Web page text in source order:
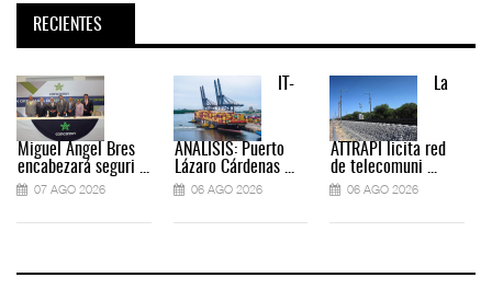
RECIENTES
Miguel Ángel Bres
encabezará seguri ...
07 AGO 2026
IT-
ANÁLISIS: Puerto
Lázaro Cárdenas ...
06 AGO 2026
La
ATTRAPI licita red
de telecomuni ...
06 AGO 2026